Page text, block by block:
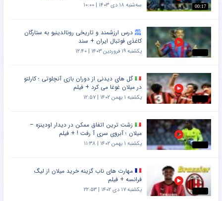
00:17 سه‌شنبه ۱۸ دی ۱۴۰۳ | ۱۰:۰۰
درس ارزشمند و تاریخی رونالدینیو به ستارگان
کاغذی فوتبال ایران + سند
یکشنبه ۱۹ فروردین ۱۴۰۳ | ۱۲:۴۰
گل های دیدنی از دوران بازی آنچلوتی ؛ کارلتو
در میلان غوغا می کرد + فیلم
یکشنبه ۱ بهمن ۱۴۰۲ | ۱۲:۵۷
زشت ترین اتفاق ممکن در دیدار اودینزه –
میلان ؛ آبروی سری آ رفت ! + فیلم
یکشنبه ۱ بهمن ۱۴۰۲ | ۱۱:۳۸
مهارت های ناب گزینه خرید میلان از لیگ
فرانسه + فیلم
یکشنبه ۱۷ دی ۱۴۰۲ | ۲۲:۵۳